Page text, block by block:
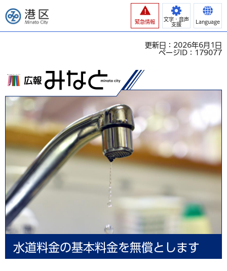
港区
緊急情報
文字・音声
支援
Language
更新日：2026年6月1日
ページID：179077
広報みなと
水道料金の基本料金を無償とします